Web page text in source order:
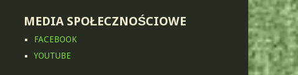
MEDIA SPOŁECZNOŚCIOWE
FACEBOOK
YOUTUBE